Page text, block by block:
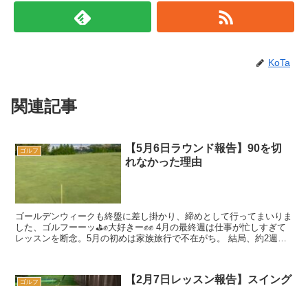
KoTa
関連記事
ゴルフ
【5月6日ラウンド報告】90を切
れなかった理由
ゴールデンウィークも終盤に差し掛かり、締めとして行ってまいりま
した、ゴルフーーッ⛳️✊大好きー✊✊ 4月の最終週は仕事が忙しすぎて
レッスンを断念。5月の初めは家族旅行で不在がち。 結局、約2週間
ゴルフ
【2月7日レッスン報告】スイング